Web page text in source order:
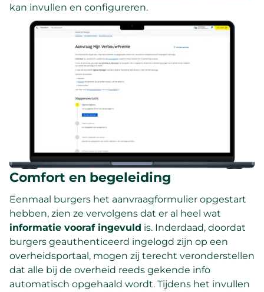
kan invullen en configureren.
Comfort en begeleiding
Eenmaal burgers het aanvraagformulier opgestart
hebben, zien ze vervolgens dat er al heel wat
informatie vooraf ingevuld is. Inderdaad, doordat
burgers geauthenticeerd ingelogd zijn op een
overheidsportaal, mogen zij terecht veronderstellen
dat alle bij de overheid reeds gekende info
automatisch opgehaald wordt. Tijdens het invullen